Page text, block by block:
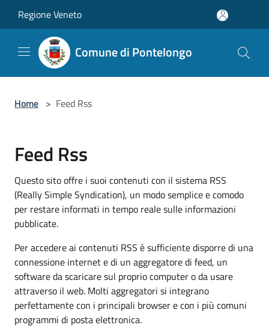
Regione Veneto
Comune di Pontelongo
Home > Feed Rss
Feed Rss
Questo sito offre i suoi contenuti con il sistema RSS
(Really Simple Syndication), un modo semplice e comodo
per restare informati in tempo reale sulle informazioni
pubblicate.
Per accedere ai contenuti RSS è sufficiente disporre di una
connessione internet e di un aggregatore di feed, un
software da scaricare sul proprio computer o da usare
attraverso il web. Molti aggregatori si integrano
perfettamente con i principali browser e con i più comuni
programmi di posta elettronica.